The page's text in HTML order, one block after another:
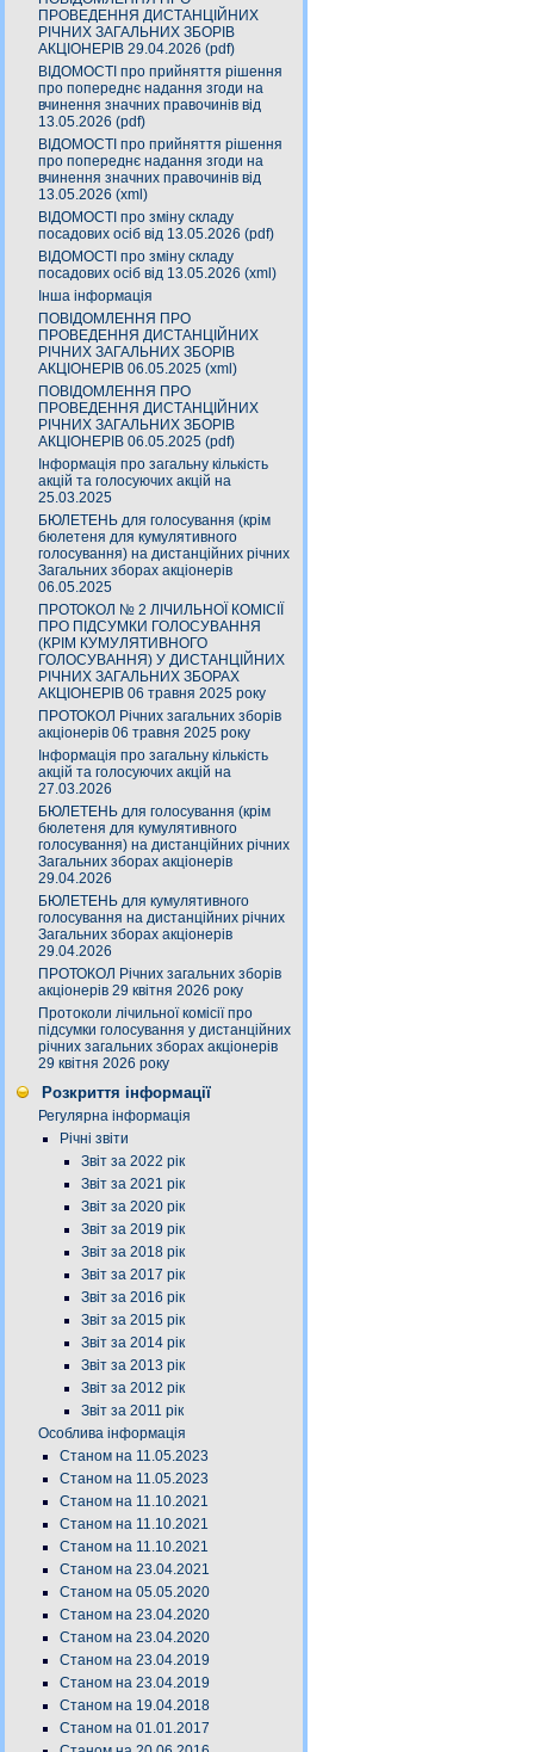
ПРОВЕДЕННЯ ДИСТАНЦІЙНИХ
РІЧНИХ ЗАГАЛЬНИХ ЗБОРІВ
АКЦІОНЕРІВ 29.04.2026 (pdf)
ВІДОМОСТІ про прийняття рішення
про попереднє надання згоди на
вчинення значних правочинів від
13.05.2026 (pdf)
ВІДОМОСТІ про прийняття рішення
про попереднє надання згоди на
вчинення значних правочинів від
13.05.2026 (xml)
ВІДОМОСТІ про зміну складу
посадових осіб від 13.05.2026 (pdf)
ВІДОМОСТІ про зміну складу
посадових осіб від 13.05.2026 (xml)
Інша інформація
ПОВІДОМЛЕННЯ ПРО
ПРОВЕДЕННЯ ДИСТАНЦІЙНИХ
РІЧНИХ ЗАГАЛЬНИХ ЗБОРІВ
АКЦІОНЕРІВ 06.05.2025 (xml)
ПОВІДОМЛЕННЯ ПРО
ПРОВЕДЕННЯ ДИСТАНЦІЙНИХ
РІЧНИХ ЗАГАЛЬНИХ ЗБОРІВ
АКЦІОНЕРІВ 06.05.2025 (pdf)
Інформація про загальну кількість
акцій та голосуючих акцій на
25.03.2025
БЮЛЕТЕНЬ для голосування (крім
бюлетеня для кумулятивного
голосування) на дистанційних річних
Загальних зборах акціонерів
06.05.2025
ПРОТОКОЛ № 2 ЛІЧИЛЬНОЇ КОМІСІЇ
ПРО ПІДСУМКИ ГОЛОСУВАННЯ
(КРІМ КУМУЛЯТИВНОГО
ГОЛОСУВАННЯ) У ДИСТАНЦІЙНИХ
РІЧНИХ ЗАГАЛЬНИХ ЗБОРАХ
АКЦІОНЕРІВ 06 травня 2025 року
ПРОТОКОЛ Річних загальних зборів
акціонерів 06 травня 2025 року
Інформація про загальну кількість
акцій та голосуючих акцій на
27.03.2026
БЮЛЕТЕНЬ для голосування (крім
бюлетеня для кумулятивного
голосування) на дистанційних річних
Загальних зборах акціонерів
29.04.2026
БЮЛЕТЕНЬ для кумулятивного
голосування на дистанційних річних
Загальних зборах акціонерів
29.04.2026
ПРОТОКОЛ Річних загальних зборів
акціонерів 29 квітня 2026 року
Протоколи лічильної комісії про
підсумки голосування у дистанційних
річних загальних зборах акціонерів
29 квітня 2026 року
Розкриття інформації
Регулярна інформація
Річні звіти
Звіт за 2022 рік
Звіт за 2021 рік
Звіт за 2020 рік
Звіт за 2019 рік
Звіт за 2018 рік
Звіт за 2017 рік
Звіт за 2016 рік
Звіт за 2015 рік
Звіт за 2014 рік
Звіт за 2013 рік
Звіт за 2012 рік
Звіт за 2011 рік
Особлива інформація
Станом на 11.05.2023
Станом на 11.05.2023
Станом на 11.10.2021
Станом на 11.10.2021
Станом на 11.10.2021
Станом на 23.04.2021
Станом на 05.05.2020
Станом на 23.04.2020
Станом на 23.04.2020
Станом на 23.04.2019
Станом на 23.04.2019
Станом на 19.04.2018
Станом на 01.01.2017